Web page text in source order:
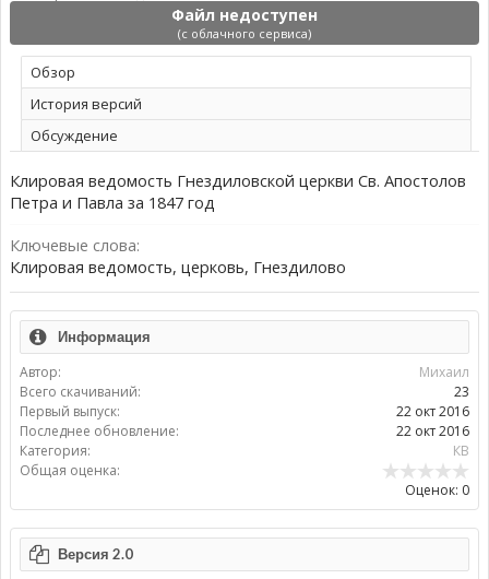
Файл недоступен
(с облачного сервиса)
Обзoр
История версий
Обсуждение
Клировая ведомость Гнездиловской церкви Св. Апостолов
Петра и Павла за 1847 год
Ключевые слова:
Клировая ведомость, церковь, Гнездилово
Информация
Автор:
Михаил
Всего скачиваний:
23
Первый выпуск:
22 окт 2016
Последнее обновление:
22 окт 2016
Категория:
КВ
Общая оценка:
Оценок: 0
Версия 2.0